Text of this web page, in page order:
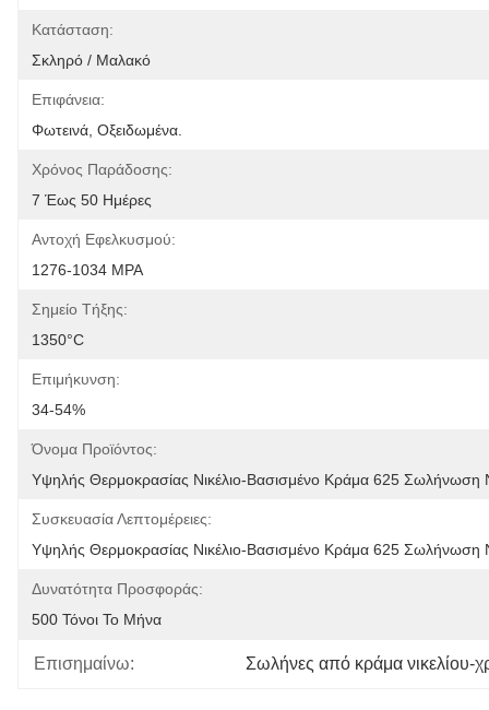
Κατάσταση:
Σκληρό / Μαλακό
Επιφάνεια:
Φωτεινά, Οξειδωμένα.
Χρόνος Παράδοσης:
7 Έως 50 Ημέρες
Αντοχή Εφελκυσμού:
1276-1034 MPA
Σημείο Τήξης:
1350°C
Επιμήκυνση:
34-54%
Όνομα Προϊόντος:
Υψηλής Θερμοκρασίας Νικέλιο-Βασισμένο Κράμα 625 Σωλήνωση
Συσκευασία Λεπτομέρειες:
Υψηλής Θερμοκρασίας Νικέλιο-Βασισμένο Κράμα 625 Σωλήνωση
Δυνατότητα Προσφοράς:
500 Τόνοι Το Μήνα
Επισημαίνω: Σωλήνες από κράμα νικελίου-